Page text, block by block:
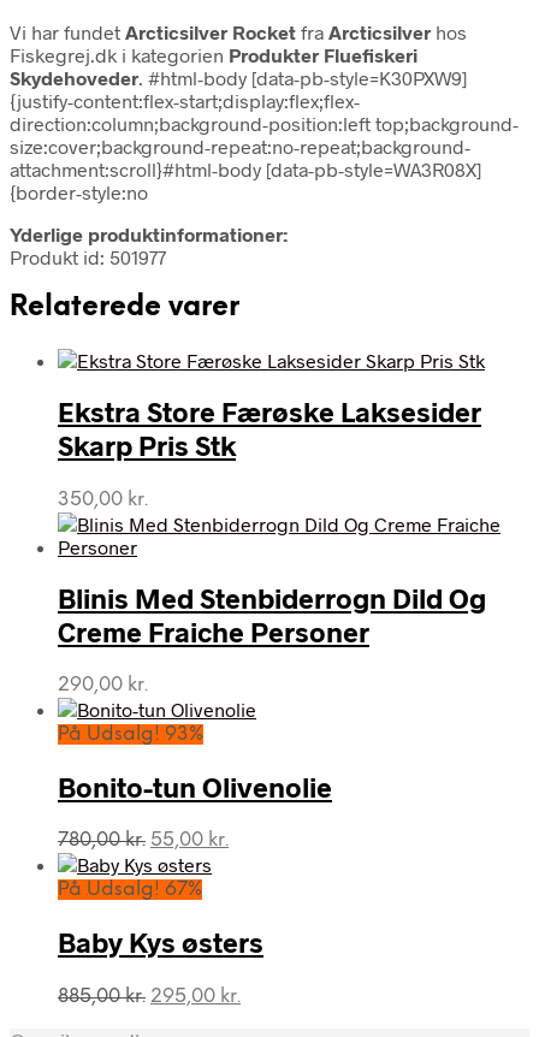
Vi har fundet Arcticsilver Rocket fra Arcticsilver hos
Fiskegrej.dk i kategorien Produkter Fluefiskeri
Skydehoveder. #html-body [data-pb-style=K30PXW9]
{justify-content:flex-start;display:flex;flex-
direction:column;background-position:left top;background-
size:cover;background-repeat:no-repeat;background-
attachment:scroll}#html-body [data-pb-style=WA3R08X]
{border-style:no
Yderlige produktinformationer:
Produkt id: 501977
Relaterede varer
Ekstra Store Færøske Laksesider
Skarp Pris Stk
350,00 kr.
Blinis Med Stenbiderrogn Dild Og
Creme Fraiche Personer
290,00 kr.
På Udsalg! 93%
Bonito-tun Olivenolie
780,00kr. Den
oprindelige
pris
780,00 kr..
55,00 kr.
På Udsalg! 67%
Baby Kys østers
885,00kr. Den
295,00 kr.